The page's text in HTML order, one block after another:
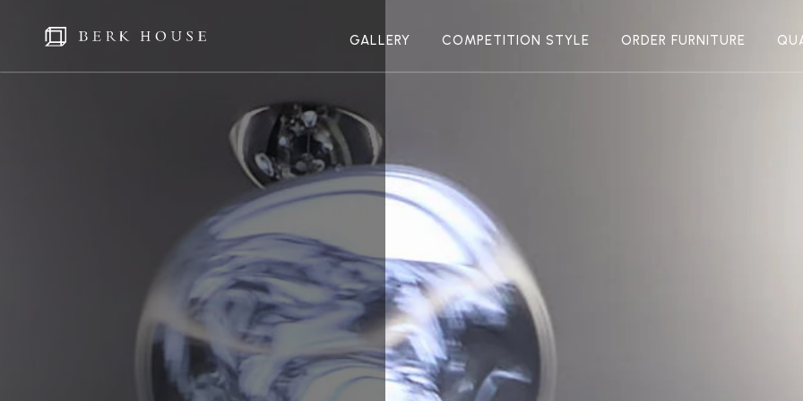
GALLERY COMPETITION STYLE ORDER FURNITURE